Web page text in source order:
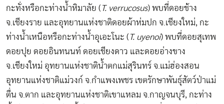
กะทั่งหรือกะท่างน้ำหิมาลัย ( T. verrucosus) พบที่ดอยช้าง
จ.เชียงราย และอุทยานแห่งชาติดอยผ้าห่มปก จ.เชียงใหม่, กะ
ท่างน้ำเหนือหรือกะท่างน้ำอุเอะโนะ ( T. uyenoi) พบที่ดอยสุเทพ
ดอยปุย ดอยอินทนนท์ ดอยเชียงดาว และดอยอ่างขาง
จ.เชียงใหม่ อุทยานแห่งชาติน้ำตกแม่สุรินทร์ จ.แม่ฮ่องสอน
อุทยานแห่งชาติแม่วงก์ จ.กำแพงเพชร เขตรักษาพันธุ์สัตว์ป่าแม่
ตื่น จ.ตาก และอุทยานแห่งชาติเขาแหลม จ.กาญจนบุรี, กะท่าง